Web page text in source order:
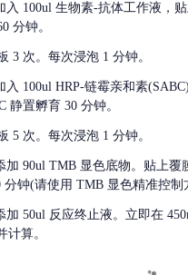
入 100ul 生物素-抗体工作液，
分钟。
3 次。每次浸泡 1 分钟。
入 100ul HRP-链霉亲和素
静置孵育 30 分钟。
5 次。每次浸泡 1 分钟。
加 90ul TMB 显色底物。贴上覆
分钟(请使用 TMB 显色精准控制
加 50ul 反应终止液。立即在
计算。